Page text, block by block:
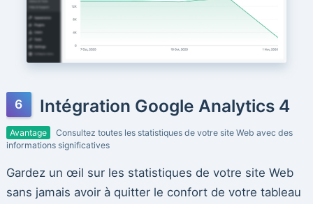
Intégration Google Analytics 4
Avantage
Consultez toutes les statistiques de votre site Web avec des
informations significatives
Gardez un œil sur les statistiques de votre site Web
sans jamais avoir à quitter le confort de votre tableau